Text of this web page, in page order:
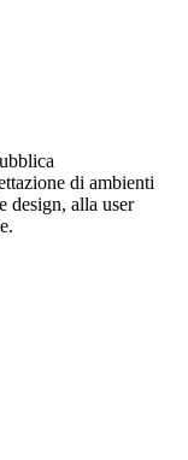
di ambienti
design, alla user